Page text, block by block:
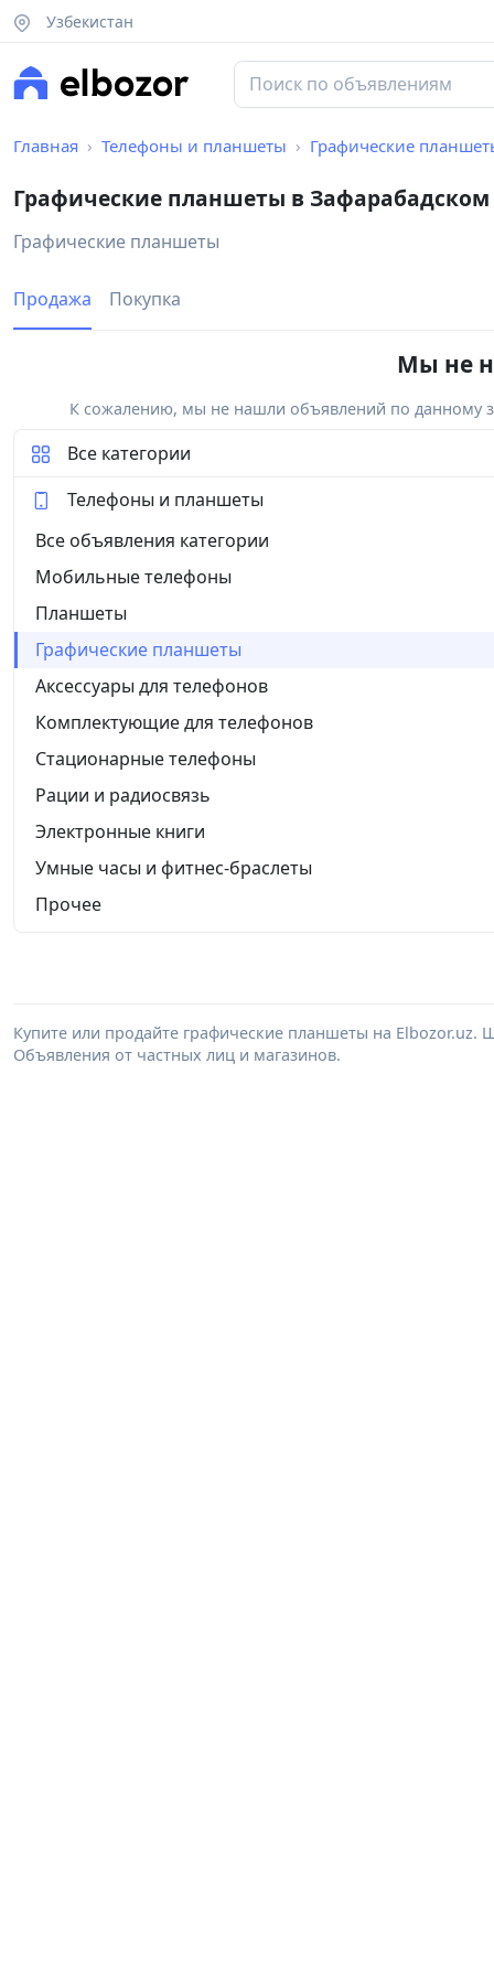
Узбекистан
Главная Телефоны и планшеты Графические
Графические планшеты в
Графические планшеты
Продажа Покупка
Мы не
К сожалению, мы не нашли объявлений по данному
Все категории
Телефоны и планшеты
Все объявления категории
Мобильные телефоны
Планшеты
Графические планшеты
Аксессуары для телефонов
Комплектующие для телефонов
Стационарные телефоны
Рации и радиосвязь
Электронные книги
Умные часы и фитнес-браслеты
Прочее
Купите или продайте графические планшеты на
Объявления от частных лиц и магазинов.